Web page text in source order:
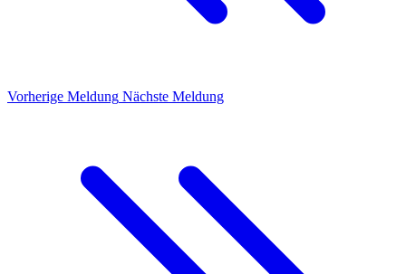
Vorherige Meldung Nächste Meldung